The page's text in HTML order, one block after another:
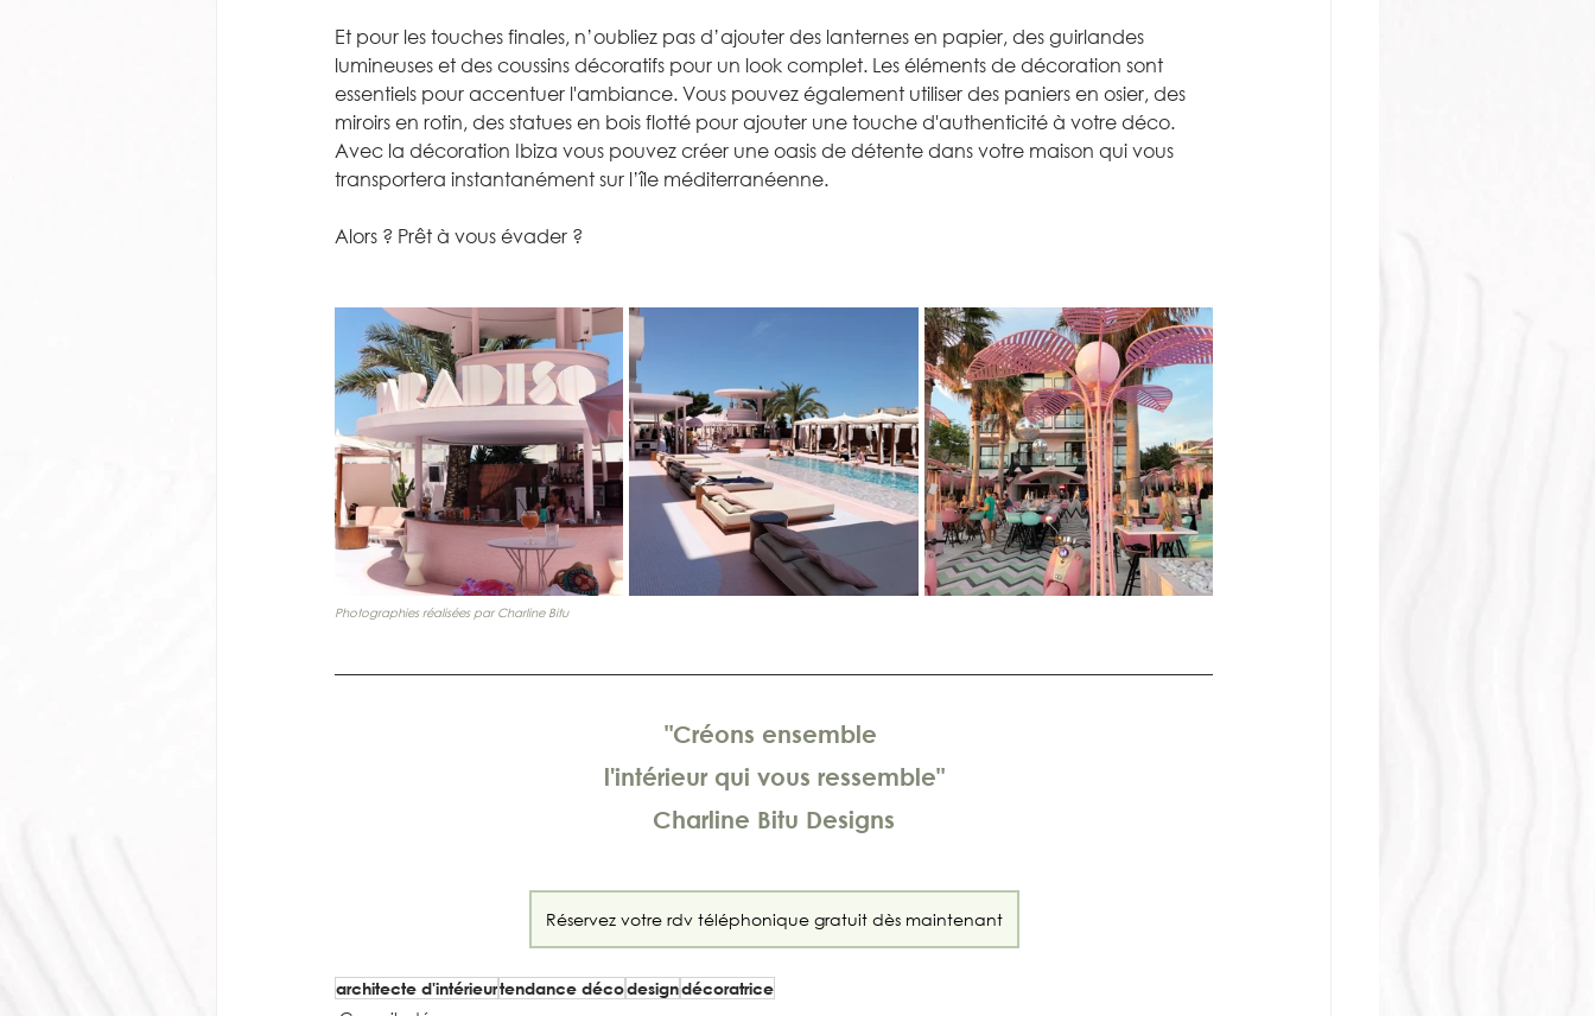
Et pour les touches finales, n’oubliez pas d’ajouter des lanternes en papier, des guirlandes
lumineuses et des coussins décoratifs pour un look complet. Les éléments de décoration sont
essentiels pour accentuer l'ambiance. Vous pouvez également utiliser des paniers en osier, des
miroirs en rotin, des statues en bois flotté pour ajouter une touche d'authenticité à votre déco.
Avec la décoration Ibiza vous pouvez créer une oasis de détente dans votre maison qui vous
transportera instantanément sur l’île méditerranéenne.
Alors ? Prêt à vous évader ?
Photographies réalisées par Charline Bitu
"Créons ensemble
l'intérieur qui vous ressemble"
Charline Bitu Designs
Réservez votre rdv téléphonique gratuit dès maintenant
architecte d'intérieurtendance décodesigndécoratrice